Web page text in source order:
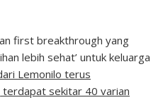
first breakthrough yang
lebih sehat’ untuk keluarga
Lemonilo terus
sekitar 40 varian